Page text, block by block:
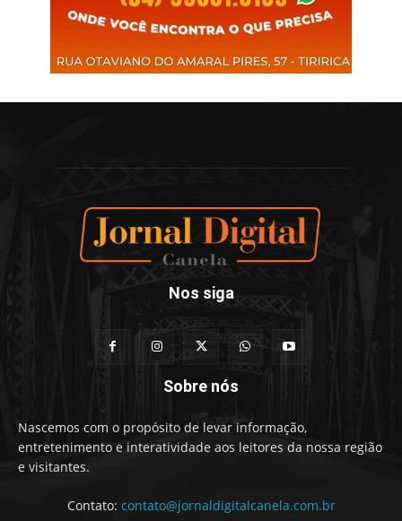
Nos siga
Sobre nós
Nascemos com o propósito de levar informação,
entretenimento e interatividade aos leitores da nossa região
e visitantes.
Contato: contato@jornaldigitalcanela.com.br